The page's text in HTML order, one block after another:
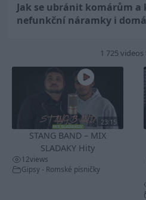
Jak se ubránit komárům a
nefunkční náramky i
1 725
23:15
STANG BAND – MIX
SLADAKY Hity
12views
Gipsy - Romské písničky